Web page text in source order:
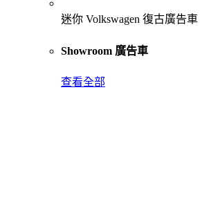
迷你 Volkswagen 復古廣告車
Showroom 廣告車
查看全部